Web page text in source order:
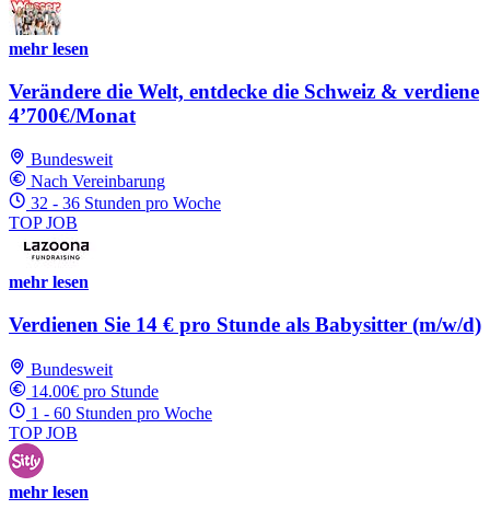
mehr lesen
Verändere die Welt, entdecke die Schweiz & verdiene
4’700€/Monat
Bundesweit
Nach Vereinbarung
32 - 36 Stunden pro Woche
TOP JOB
mehr lesen
Verdienen Sie 14 € pro Stunde als Babysitter (m/w/d)
Bundesweit
14.00€ pro Stunde
1 - 60 Stunden pro Woche
TOP JOB
mehr lesen